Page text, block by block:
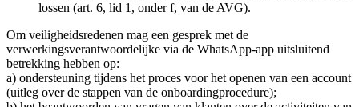
lossen (art. 6, lid 1, onder f, van de AVG).
Om veiligheidsredenen mag een gesprek met de
verwerkingsverantwoordelijke via de WhatsApp-app uitsluitend
betrekking hebben op:
a) ondersteuning tijdens het proces voor het openen van een account
(uitleg over de stappen van de onboardingprocedure);